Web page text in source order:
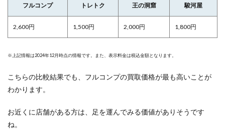
フルコンプ トレトク 王の洞窟 駿河屋
2,600円 1,500円 2,000円 1,800円
※上記情報は2024年12月時点の情報です。また、表示料金は税込金額となります。
こちらの比較結果でも、フルコンプの買取価格が最も高いことが
わかります。
お近くに店舗がある方は、足を運んでみる価値がありそうです
ね。